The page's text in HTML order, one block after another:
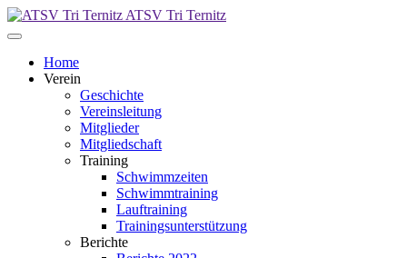
ATSV Tri Ternitz
Home
Verein
Geschichte
Vereinsleitung
Mitglieder
Mitgliedschaft
Training
Schwimmzeiten
Schwimmtraining
Lauftraining
Trainingsunterstützung
Berichte